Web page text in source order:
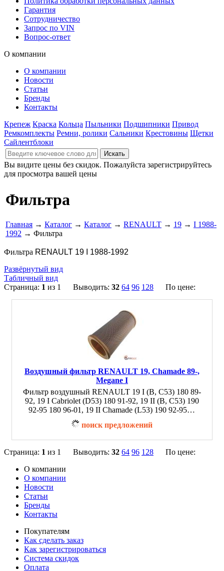
Гарантия
Сотрудничество
Запрос по VIN
Вопрос-ответ
О компании
О компании
Новости
Статьи
Бренды
Контакты
Крепеж Краска Кольца Пыльники Подшипники Привод
Ремкомплекты Ремни, ролики Сальники Крестовины Щетки
Сайлентблоки
Вы видите цены без скидок. Пожалуйста зарегистрируйтесь
для просмотра вашей цены
Фильтра
Главная → Каталог → Каталог → RENAULT → 19 → I 1988-
1992 → Фильтра
Фильтра RENAULT 19 I 1988-1992
Развёрнутый вид
Табличный вид
Страница: 1 из 1 Выводить: 32 64 96 128 По цене:
Воздушный фильтр RENAULT 19, Chamade 89-,
Megane I
Фильтр воздушный RENAULT 19 I (B, C53) 180 89-
92, 19 I Cabriolet (D53) 180 91-92, 19 II (B, C53) 190
92-95 180 96-01, 19 II Chamade (L53) 190 92-95…
поиск предложений
Страница: 1 из 1 Выводить: 32 64 96 128
По цене:
О компании
О компании
Новости
Статьи
Бренды
Контакты
Покупателям
Как сделать заказ
Как зарегистрироваться
Система скидок
Оплата